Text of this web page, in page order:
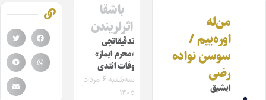
من‌له
اوره‌ییم /
سوسن نواده
رضی
ایشیق
باشقا
اثرلریندن
تدقیقاتچی
«محرم ایماز»
وفات ائتدی
سه‌شنبه ۶ مرداد
۱۴۰۵